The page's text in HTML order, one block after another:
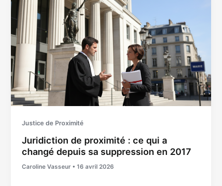
Justice de Proximité
Juridiction de proximité : ce qui a
changé depuis sa suppression en 2017
Caroline Vasseur •16 avril 2026